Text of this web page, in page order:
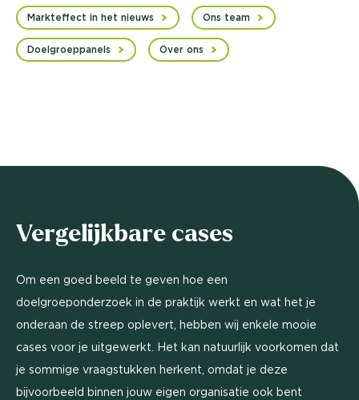
Markteffect in het nieuws Ons team
Doelgroeppanels Over ons
Vergelijkbare cases
Om een goed beeld te geven hoe een
doelgroeponderzoek in de praktijk werkt en wat het je
onderaan de streep oplevert, hebben wij enkele mooie
cases voor je uitgewerkt. Het kan natuurlijk voorkomen dat
je sommige vraagstukken herkent, omdat je deze
bijvoorbeeld binnen jouw eigen organisatie ook bent